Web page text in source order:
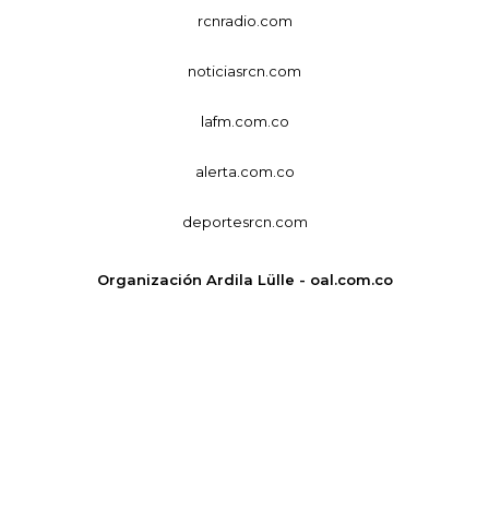
rcnradio.com
noticiasrcn.com
lafm.com.co
alerta.com.co
deportesrcn.com
Organización Ardila Lülle - oal.com.co